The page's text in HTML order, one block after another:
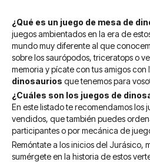
¿Qué es un juego de mesa de
juegos ambientados en la era de
mundo muy diferente al que
sobre los saurópodos, triceratops o
memoria y pícate con tus amigos con
dinosaurios que tenemos para
¿Cuáles son los juegos de
En este listado te recomendamos los
vendidos, que también puedes
participantes o por mecánica de
Remóntate a los inicios del Jurásico,
sumérgete en la historia de estos